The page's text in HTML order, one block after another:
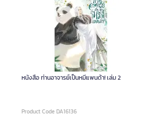
หนังสือ ท่านอาจารย์เป็นหมีแพนด้า! เล่ม 2
Product Code DA16136